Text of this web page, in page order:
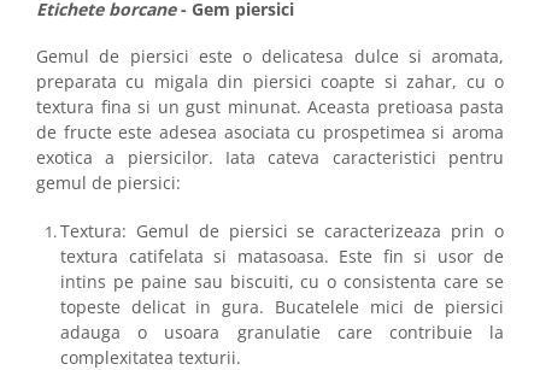
Etichete borcane- Gem piersici
Gemul de piersici este o delicatesa dulce si aromata,
preparata cu migala din piersici coapte si zahar, cu o
textura fina si un gust minunat. Aceasta pretioasa pasta
de fructe este adesea asociata cu prospetimea si aroma
exotica a piersicilor. Iata cateva caracteristici pentru
gemul de piersici:
Textura: Gemul de piersici se caracterizeaza prin o
textura catifelata si matasoasa. Este fin si usor de
intins pe paine sau biscuiti, cu o consistenta care se
topeste delicat in gura. Bucatelele mici de piersici
adauga o usoara granulatie care contribuie la
complexitatea texturii.